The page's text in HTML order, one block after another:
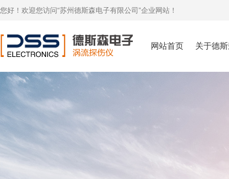
您好！欢迎您访问“苏州德斯森电子有限公司”企业网站！
网站首页 关于德